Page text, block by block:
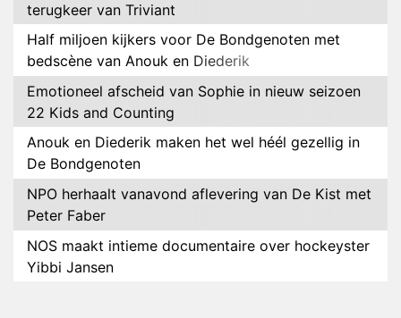
terugkeer van Triviant
Half miljoen kijkers voor De Bondgenoten met
bedscène van Anouk en Diederik
Emotioneel afscheid van Sophie in nieuw seizoen
22 Kids and Counting
Anouk en Diederik maken het wel héél gezellig in
De Bondgenoten
NPO herhaalt vanavond aflevering van De Kist met
Peter Faber
NOS maakt intieme documentaire over hockeyster
Yibbi Jansen